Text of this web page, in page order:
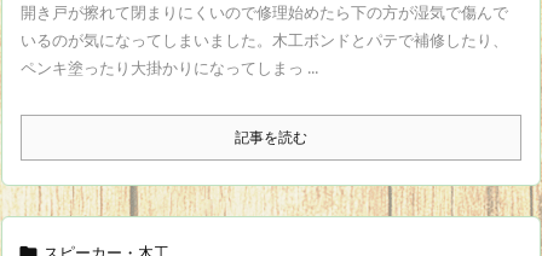
開き戸が擦れて閉まりにくいので修理始めたら下の方が湿気で傷んで
いるのが気になってしまいました。木工ボンドとパテで補修したり、
ペンキ塗ったり大掛かりになってしまっ ...
記事を読む